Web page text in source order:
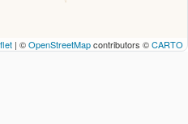
| ©OpenStreetMapcontributors ©CARTO